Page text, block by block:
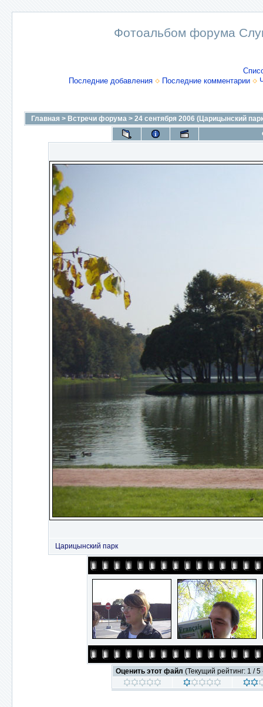
Фотоальбом форума
Последние добавления
Последние комментарии
Главная > Встречи форума > 24 сентября 2006 (Царицынский
Царицынский парк
Оценить этот файл (Текущий рейтинг: 1 / 5